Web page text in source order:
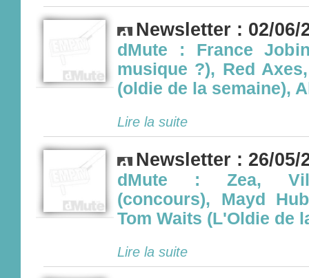
Newsletter : 02/06/
dMute : France
musique ?), Red
(oldie de la semaine),
Lire la suite
Newsletter : 26/05/
dMute : Zea,
(concours), Mayd
Tom Waits (L'Oldie de
Lire la suite